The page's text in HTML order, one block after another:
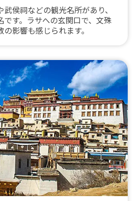
侯祠などの観光名所があり、
です。ラサへの玄関口で、文殊
影響も感じられます。